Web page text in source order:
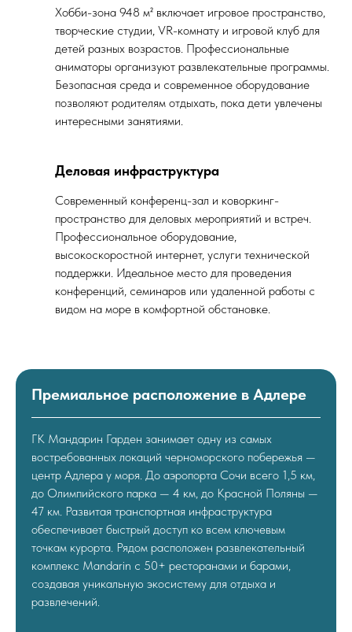
Хобби-зона 948 м² включает игровое пространство,
творческие студии, VR-комнату и игровой клуб для
детей разных возрастов. Профессиональные
аниматоры организуют развлекательные программы.
Безопасная среда и современное оборудование
позволяют родителям отдыхать, пока дети увлечены
интересными занятиями.
Деловая инфраструктура
Современный конференц-зал и коворкинг-
пространство для деловых мероприятий и встреч.
Профессиональное оборудование,
высокоскоростной интернет, услуги технической
поддержки. Идеальное место для проведения
конференций, семинаров или удаленной работы с
видом на море в комфортной обстановке.
Премиальное расположение в Адлере
ГК Мандарин Гарден занимает одну из самых
востребованных локаций черноморского побережья —
центр Адлера у моря. До аэропорта Сочи всего 1,5 км,
до Олимпийского парка — 4 км, до Красной Поляны —
47 км. Развитая транспортная инфраструктура
обеспечивает быстрый доступ ко всем ключевым
точкам курорта. Рядом расположен развлекательный
комплекс Mandarin с 50+ ресторанами и барами,
создавая уникальную экосистему для отдыха и
развлечений.